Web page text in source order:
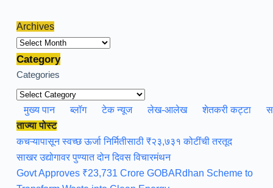
Archives
Archives
Category
Categories
मुख्य पान ब्लॉग टेक न्यूज लेख-आलेख शेतकरी कट्टा
ताज्या पोस्ट
कचऱ्यापासून स्वच्छ ऊर्जा निर्मितीसाठी ₹२३,७३१ कोटींची तरतूद
साखर उद्योगावर पुण्यात दोन दिवस विचारमंथन
Govt Approves ₹23,731 Crore GOBARdhan Scheme to